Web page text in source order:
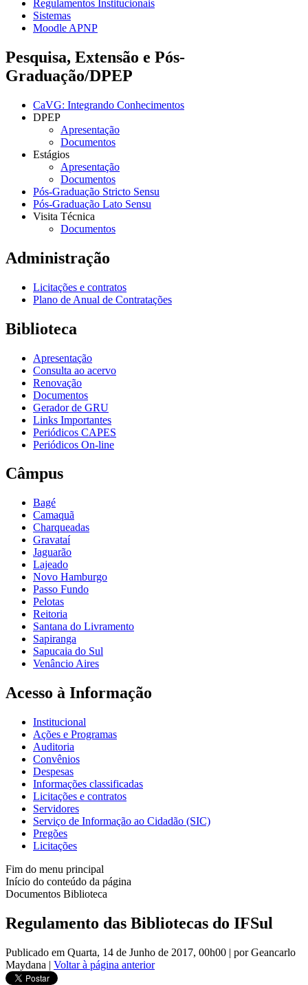
Regulamentos Institucionais
Sistemas
Moodle APNP
Pesquisa, Extensão e Pós-
Graduação/DPEP
CaVG: Integrando Conhecimentos
DPEP
Apresentação
Documentos
Estágios
Apresentação
Documentos
Pós-Graduação Stricto Sensu
Pós-Graduação Lato Sensu
Visita Técnica
Documentos
Administração
Licitações e contratos
Plano de Anual de Contratações
Biblioteca
Apresentação
Consulta ao acervo
Renovação
Documentos
Gerador de GRU
Links Importantes
Periódicos CAPES
Periódicos On-line
Câmpus
Bagé
Camaquã
Charqueadas
Gravataí
Jaguarão
Lajeado
Novo Hamburgo
Passo Fundo
Pelotas
Reitoria
Santana do Livramento
Sapiranga
Sapucaia do Sul
Venâncio Aires
Acesso à Informação
Institucional
Ações e Programas
Auditoria
Convênios
Despesas
Informações classificadas
Licitações e contratos
Servidores
Serviço de Informação ao Cidadão (SIC)
Pregões
Licitações
Fim do menu principal
Início do conteúdo da página
Documentos Biblioteca
Regulamento das Bibliotecas do IFSul
Publicado em Quarta, 14 de Junho de 2017, 00h00 | por Geancarlo
Maydana | Voltar à página anterior